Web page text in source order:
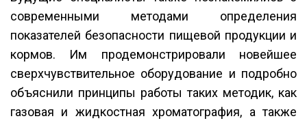
современными методами определения
показателей безопасности пищевой продукции и
кормов. Им продемонстрировали новейшее
сверхчувствительное оборудование и подробно
объяснили принципы работы таких методик, как
газовая и жидкостная хроматография, а также